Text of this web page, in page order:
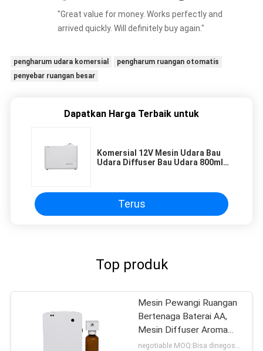
"Great value for money. Works perfectly and
arrived quickly. Will definitely buy again."
pengharum udara komersial
pengharum ruangan otomatis
penyebar ruangan besar
Dapatkan Harga Terbaik untuk
Komersial 12V Mesin Udara Bau
Udara Diffuser Bau Udara 800ml
Terus
Top produk
Mesin Pewangi Ruangan
Bertenaga Baterai AA,
Mesin Diffuser Aroma
Untuk Toilet
negotiable MOQ:Bisa dinegosiasikan